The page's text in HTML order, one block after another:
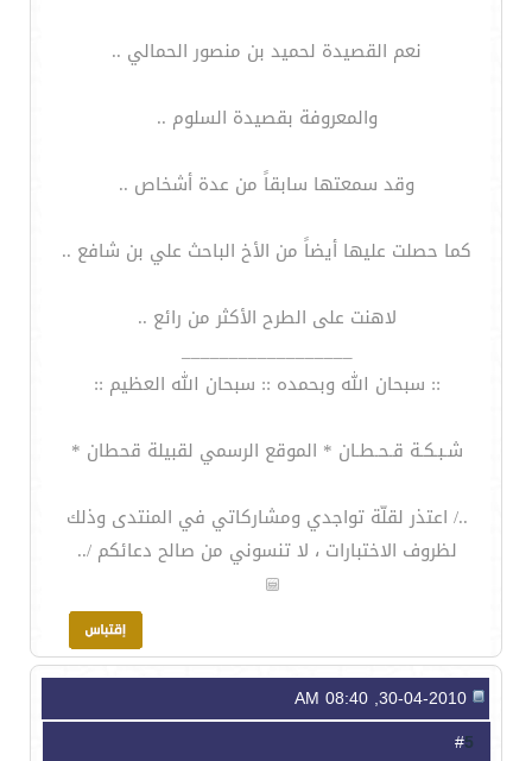
نعم القصيدة لحميد بن منصور الحمالي ..
والمعروفة بقصيدة السلوم ..
وقد سمعتها سابقاً من عدة أشخاص ..
كما حصلت عليها أيضاً من الأخ الباحث علي بن شافع ..
لاهنت على الطرح الأكثر من رائع ..
__________________
:: سبحان الله وبحمده :: سبحان الله العظيم ::
شـبـكـة قـحـطـان * الموقع الرسمي لقبيلة قحطان *
../ اعتذر لقلّة تواجدي ومشاركاتي في المنتدى وذلك
لظروف الاختبارات ، لا تنسوني من صالح دعائكم /..
5